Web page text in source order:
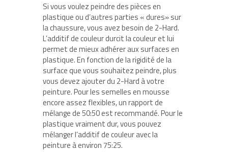
Si vous voulez peindre des pièces en
plastique ou d’autres parties « dures» sur
la chaussure, vous avez besoin de 2-Hard.
L’additif de couleur durcit la couleur et lui
permet de mieux adhérer aux surfaces en
plastique. En fonction de la rigidité de la
surface que vous souhaitez peindre, plus
vous devez ajouter du 2-Hard à votre
peinture. Pour les semelles en mousse
encore assez flexibles, un rapport de
mélange de 50:50 est recommandé. Pour le
plastique vraiment dur, vous pouvez
mélanger l’additif de couleur avec la
peinture à environ 75:25.